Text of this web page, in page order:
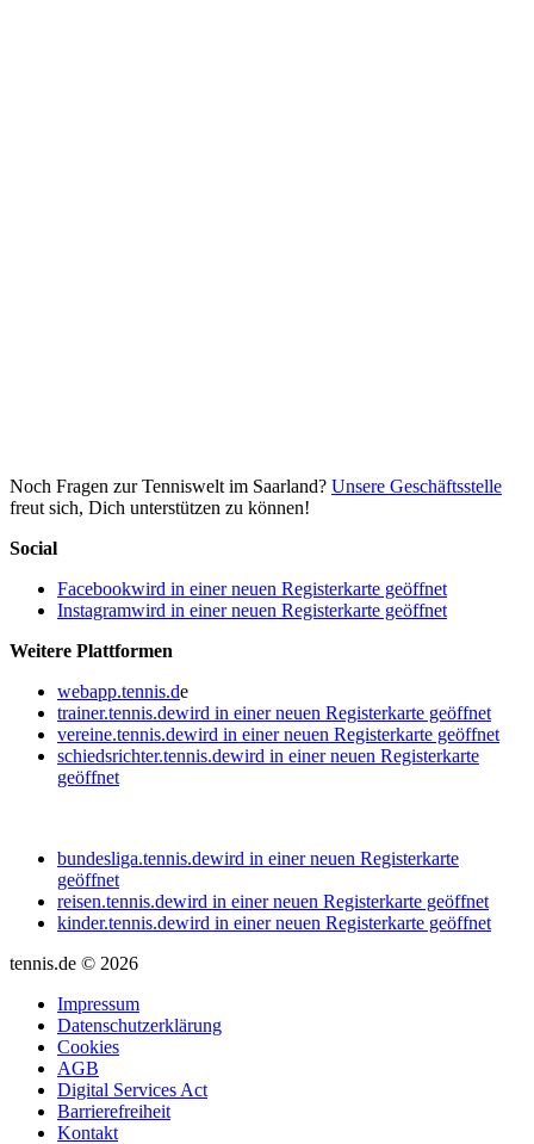
Noch Fragen zur Tenniswelt im Saarland? Unsere Geschäftsstelle
freut sich, Dich unterstützen zu können!
Social
Facebookwird in einer neuen Registerkarte geöffnet
Instagramwird in einer neuen Registerkarte geöffnet
Weitere Plattformen
webapp.tennis.de
trainer.tennis.dewird in einer neuen Registerkarte geöffnet
vereine.tennis.dewird in einer neuen Registerkarte geöffnet
schiedsrichter.tennis.dewird in einer neuen Registerkarte
geöffnet
bundesliga.tennis.dewird in einer neuen Registerkarte
geöffnet
reisen.tennis.dewird in einer neuen Registerkarte geöffnet
kinder.tennis.dewird in einer neuen Registerkarte geöffnet
tennis.de © 2026
Impressum
Datenschutzerklärung
Cookies
AGB
Digital Services Act
Barrierefreiheit
Kontakt